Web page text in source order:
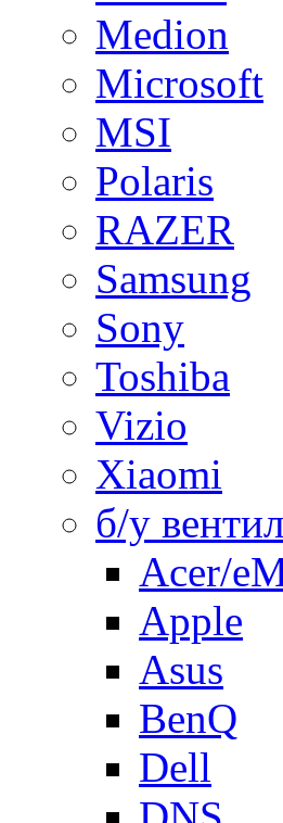
Medion
Microsoft
MSI
Polaris
RAZER
Samsung
Sony
Toshiba
Vizio
Xiaomi
б/у
Acer/
Apple
Asus
BenQ
Dell